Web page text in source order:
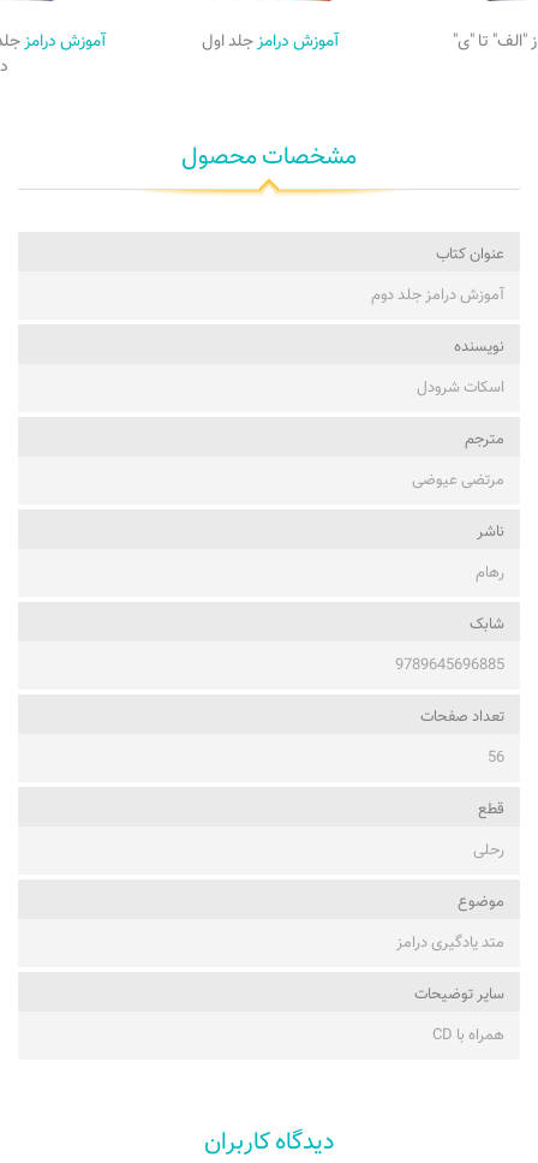
"الف" تا "ی" آموزش درامزجلد اول آموزش درامز
مشخصات محصول
عنوان کتاب
آموزش درامز جلد دوم
نویسنده
اسکات شرودل
مترجم
مرتضی عیوضی
ناشر
رهام
شابک
9789645696885
تعداد صفحات
56
قطع
رحلی
موضوع
متد یادگیری درامز
ساير توضيحات
همراه با CD
دیدگاه کاربران